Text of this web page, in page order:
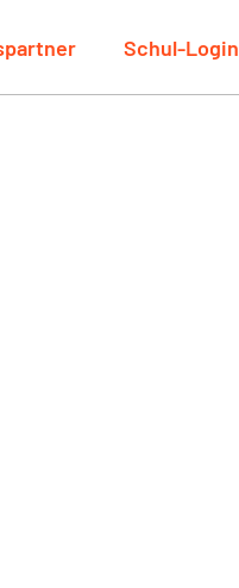
Schul-Login